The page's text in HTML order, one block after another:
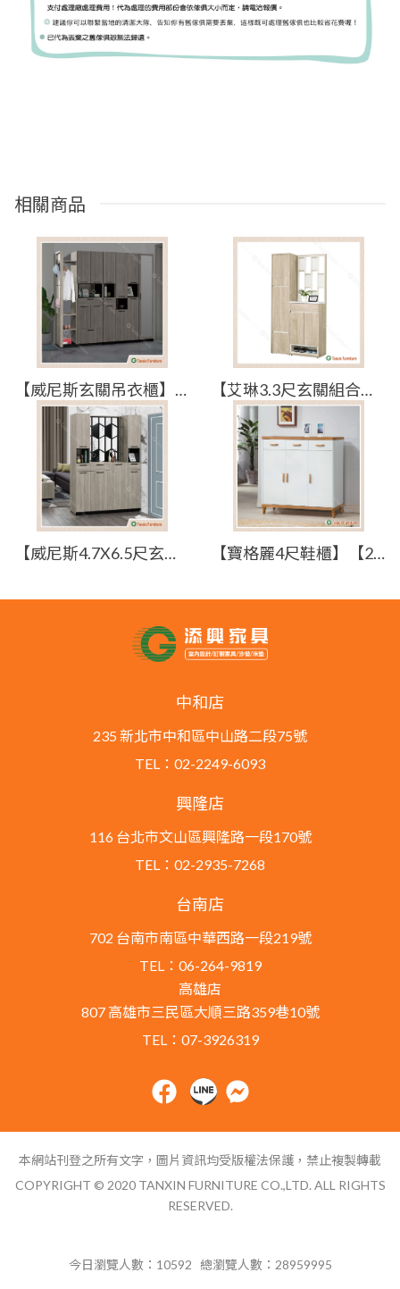
相關商品
【威尼斯玄關吊衣櫃】【2024-J594-2】【添興家具】 【艾琳3.3尺玄關組合鞋櫃(全組)】【2025-J338-3】【添興家具】
【威尼斯4.7X6.5尺玄關組合鞋櫃(全組)】【2024-J587-3】【添興家具】 【寶格麗4尺鞋櫃】【2026-E439-5】【添興家具】
中和店
235 新北市中和區中山路二段75號
TEL：02-2249-6093
興隆店
116 台北市文山區興隆路一段170號
TEL：02-2935-7268
台南店
702 台南市南區中華西路一段219號
TEL：06-264-9819
高雄店
807 高雄市三民區大順三路359巷10號
TEL：07-3926319
本網站刊登之所有文字，圖片資訊均受版權法保護，禁止複製轉載
COPYRIGHT © 2020 TANXIN FURNITURE CO.,LTD. ALL RIGHTS
RESERVED.
今日瀏覽人數： 10592 總瀏覽人數： 28959995